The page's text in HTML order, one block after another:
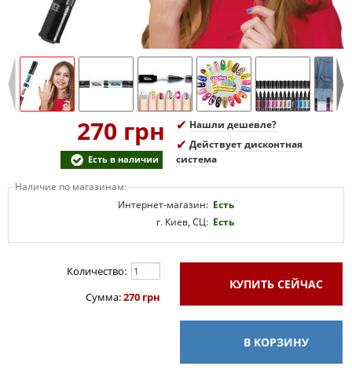
270 грн
Есть в наличии
Нашли дешевле?
Действует дисконтная
система
Наличие по магазинам:
Интернет-магазин: Есть
г. Киев, СЦ: Есть
Количество:
Сумма:270 грн
КУПИТЬ СЕЙЧАС
В КОРЗИНУ